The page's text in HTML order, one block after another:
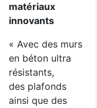
matériaux
innovants
« Avec des murs
en béton ultra
résistants,
des plafonds
ainsi que des